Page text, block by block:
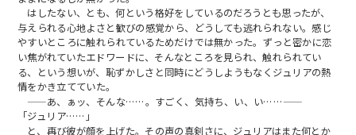
はしたない、とも、何という格好をしているのだろうとも思ったが、
与えられる心地よさと歓びの感覚から、どうしても逃れられない。感じ
やすいところに触れられているためだけでは無かった。ずっと密かに恋
い焦がれていたエドワードに、そんなところを見られ、触れられてい
る、という想いが、恥ずかしさと同時にどうしようもなくジュリアの熱
情をかき立てていた。
——あ、ぁッ、そんな……。すごく、気持ち、い、い……——
「ジュリア……」
と、再び彼が顔を上げた。その声の真剣さに、ジュリアはまた何とか